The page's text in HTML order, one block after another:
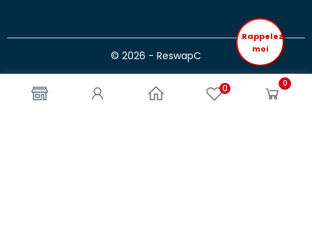
0 0
© 2026 - ReswapC
Rappelez
moi